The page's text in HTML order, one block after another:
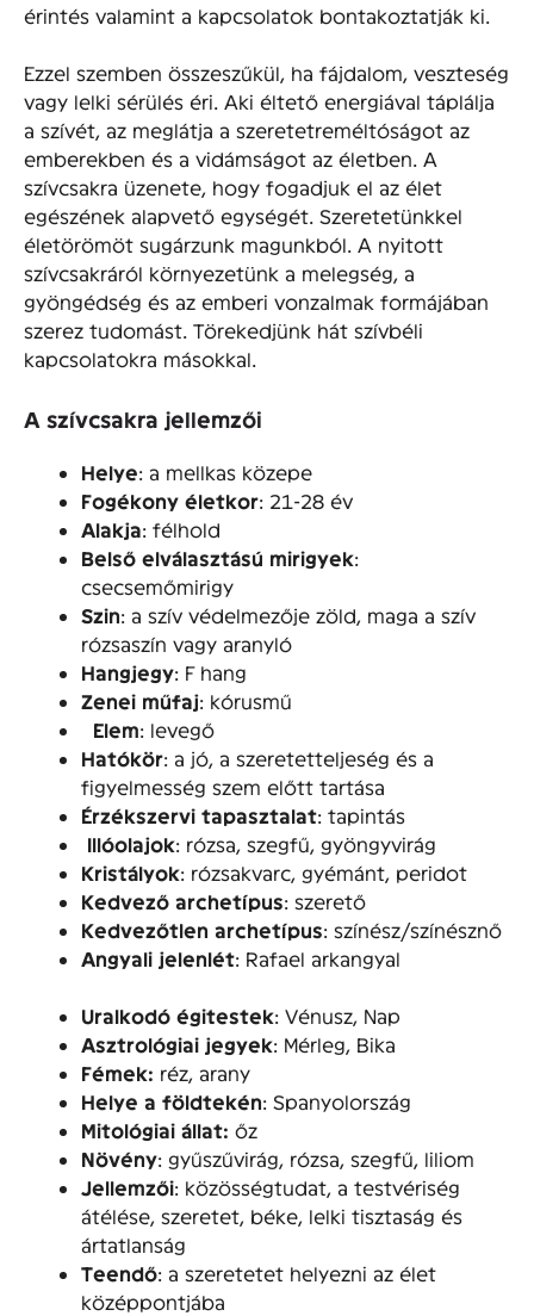
érintés valamint a kapcsolatok bontakoztatják ki.
Ezzel szemben összeszűkül, ha fájdalom, veszteség
vagy lelki sérülés éri. Aki éltető energiával táplálja
a szívét, az meglátja a szeretetreméltóságot az
emberekben és a vidámságot az életben. A
szívcsakra üzenete, hogy fogadjuk el az élet
egészének alapvető egységét. Szeretetünkkel
életörömöt sugárzunk magunkból. A nyitott
szívcsakráról környezetünk a melegség, a
gyöngédség és az emberi vonzalmak formájában
szerez tudomást. Törekedjünk hát szívbéli
kapcsolatokra másokkal.
A szívcsakra jellemzői
Helye: a mellkas közepe
Fogékony életkor: 21-28 év
Alakja: félhold
Belső elválasztású mirigyek:
csecsemőmirigy
Szin: a szív védelmezője zöld, maga a szív
rózsaszín vagy aranyló
Hangjegy: F hang
Zenei műfaj: kórusmű
Elem: levegő
Hatókör: a jó, a szeretetteljeség és a
figyelmesség szem előtt tartása
Érzékszervi tapasztalat: tapintás
Illóolajok: rózsa, szegfű, gyöngyvirág
Kristályok: rózsakvarc, gyémánt, peridot
Kedvező archetípus: szerető
Kedvezőtlen archetípus: színész/színésznő
Angyali jelenlét: Rafael arkangyal
Uralkodó égitestek: Vénusz, Nap
Asztrológiai jegyek: Mérleg, Bika
Fémek: réz, arany
Helye a földtekén: Spanyolország
Mitológiai állat: őz
Növény: gyűszűvirág, rózsa, szegfű, liliom
Jellemzői: közösségtudat, a testvériség
átélése, szeretet, béke, lelki tisztaság és
ártatlanság
Teendő: a szeretetet helyezni az élet
középpontjába